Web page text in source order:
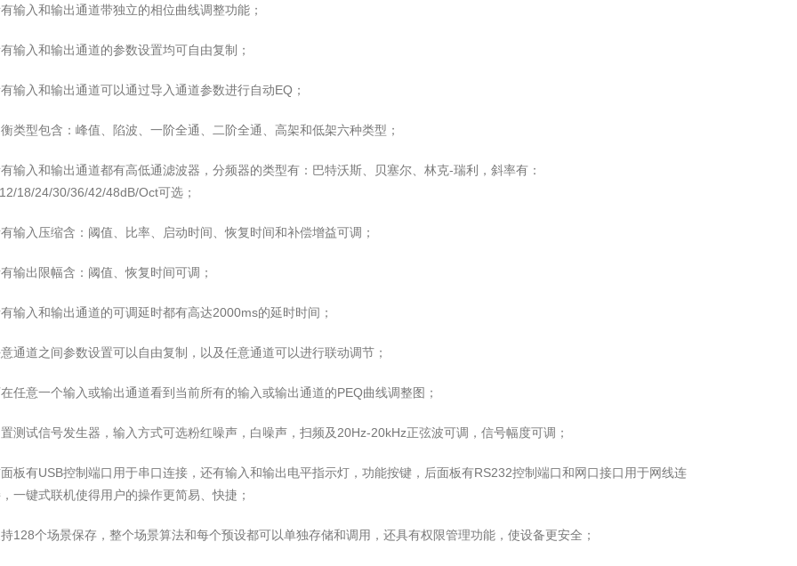
输入和输出通道带独立的相位曲线调整功能；
输入和输出通道的参数设置均可自由复制；
输入和输出通道可以通过导入通道参数进行自动EQ；
类型包含：峰值、陷波、一阶全通、二阶全通、高架和低架六种类型；
输入和输出通道都有高低通滤波器，分频器的类型有：巴特沃斯、贝塞尔、林克-瑞利，斜率有：
18/24/30/36/42/48dB/Oct可选；
输入压缩含：阈值、比率、启动时间、恢复时间和补偿增益可调；
输出限幅含：阈值、恢复时间可调；
输入和输出通道的可调延时都有高达2000ms的延时时间；
通道之间参数设置可以自由复制，以及任意通道可以进行联动调节；
任意一个输入或输出通道看到当前所有的输入或输出通道的PEQ曲线调整图；
测试信号发生器，输入方式可选粉红噪声，白噪声，扫频及20Hz-20kHz正弦波可调，信号幅度可调；
板有USB控制端口用于串口连接，还有输入和输出电平指示灯，功能按键，后面板有RS232控制端口和网口接口用于网线连
一键式联机使得用户的操作更简易、快捷；
128个场景保存，整个场景算法和每个预设都可以单独存储和调用，还具有权限管理功能，使设备更安全；